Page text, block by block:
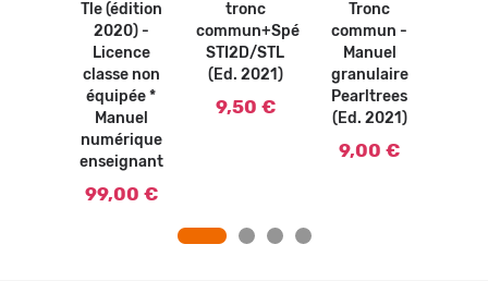
Tle (édition
2020) -
Licence
classe non
équipée *
Manuel
numérique
enseignant
99,00 €
tronc
commun+Spé
STI2D/STL
(Ed. 2021)
9,50 €
Tronc
commun -
Manuel
granulaire
Pearltrees
(Ed. 2021)
9,00 €